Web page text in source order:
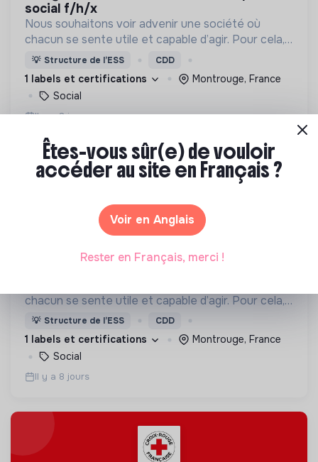
social f/h/x
Nous souhaitons voir advenir une société où
chacun se sente utile et capable d’agir. Pour cela,
nous proposons des moyens et des lieux
d’engagement innovants et adaptés à tous.
💡 Structure de l’ESS CDD
1 labels et certifications
Montrouge, France
Social
Il y a 8 jours
crf à l’international f/h/x
chacun se sente utile et capable d’agir. Pour cela,
nous proposons des moyens et des lieux
d’engagement innovants et adaptés à tous.
💡 Structure de l’ESS CDD
1 labels et certifications
Montrouge, France
Social
Il y a 8 jours
Êtes-vous sûr(e) de vouloir
accéder au site en Français ?
Voir en Anglais
Rester en Français, merci !